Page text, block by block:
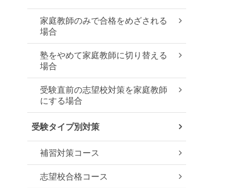
家庭教師のみで合格をめざされる
場合
塾をやめて家庭教師に切り替える
場合
受験直前の志望校対策を家庭教師
にする場合
受験タイプ別対策
補習対策コース
志望校合格コース